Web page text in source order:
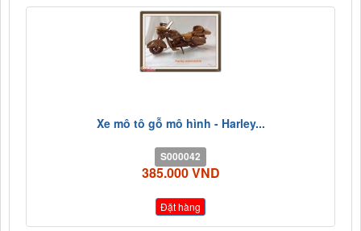
Xe mô tô gỗ mô hình - Harley...
S000042
385.000 VND
Đặt hàng